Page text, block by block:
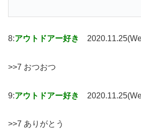
8:アウトドアー好き
>>7 おつおつ
9:アウトドアー好き
>>7 ありがとう